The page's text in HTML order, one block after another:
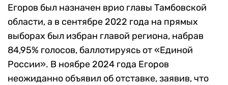
Егоров был назначен врио главы Тамбовской
области, а в сентябре 2022 года на прямых
выборах был избран главой региона, набрав
84,95% голосов, баллотируясь от «Единой
России». В ноябре 2024 года Егоров
неожиданно объявил об отставке, заявив, что